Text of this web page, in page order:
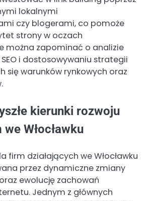
lokalnymi
czy blogerami, co pomoże
strony w oczach
można zapominać o analizie
i dostosowywaniu strategii
się warunków rynkowych oraz
kierunki rozwoju
Włocławku
firm działających we Włocławku
przez dynamiczne zmiany
ewolucję zachowań
Jednym z głównych